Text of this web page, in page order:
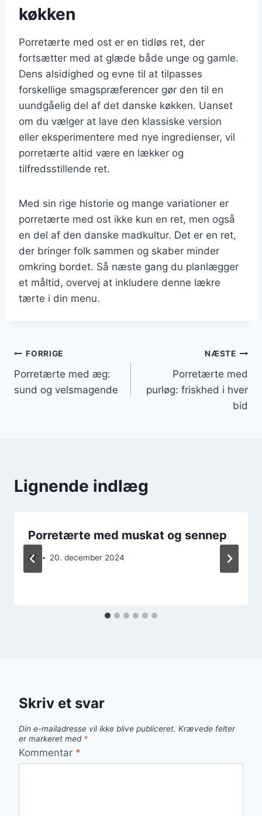
køkken
Porretærte med ost er en tidløs ret, der
fortsætter med at glæde både unge og gamle.
Dens alsidighed og evne til at tilpasses
forskellige smagspræferencer gør den til en
uundgåelig del af det danske køkken. Uanset
om du vælger at lave den klassiske version
eller eksperimentere med nye ingredienser, vil
porretærte altid være en lækker og
tilfredsstillende ret.
Med sin rige historie og mange variationer er
porretærte med ost ikke kun en ret, men også
en del af den danske madkultur. Det er en ret,
der bringer folk sammen og skaber minder
omkring bordet. Så næste gang du planlægger
et måltid, overvej at inkludere denne lækre
tærte i din menu.
Indlægsnavigation
FORRIGE
Porretærte med æg:
sund og velsmagende
NÆSTE
Porretærte med
purløg: friskhed i hver
bid
Lignende indlæg
Porretærte med muskat og sennep
Af 20. december 2024
Skriv et svar
Din e-mailadresse vil ikke blive publiceret. Krævede felter
er markeret med *
Kommentar *